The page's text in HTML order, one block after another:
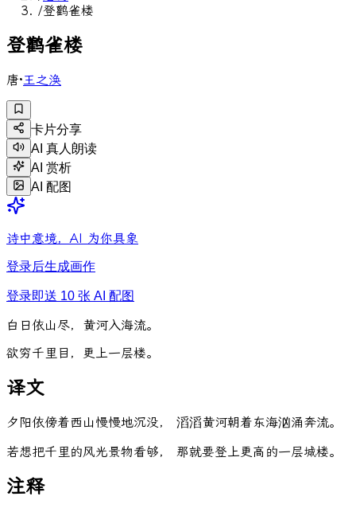
/登鹳雀楼
登鹳雀楼
唐·王之涣
卡片分享
AI 真人朗读
AI 赏析
AI 配图
诗中意境，AI 为你具象
登录后生成画作
登录即送 10 张 AI 配图
白 日依山尽， 黄河入海流。
欲穷千 里目 ， 更上一层楼。
译文
夕阳依傍着西山慢慢地沉没， 滔滔黄河朝着东海汹涌奔流。
若想把千里的风光景物看够， 那就要登上更高的一层城楼。
注释